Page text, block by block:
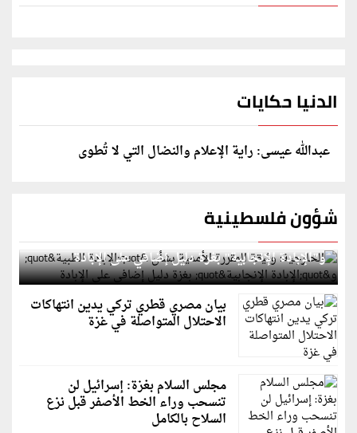
الدنيا حكايات
عبدالله عيسى: راية الإعلام والنضال التي لا تُطوى
شؤون فلسطينية
الخارجية: وثيقة المقررة الأممية بشأن "الإبادة الطبية"
و"الإبادة الإنجابية" بغزة دليل إضافي على الإبادة
بيان مصري قطري تركي يدين انتهاكات
الاحتلال المتواصلة في غزة
مجلس السلام بغزة: إسرائيل لن
تنسحب وراء الخط الأصفر قبل نزع
السلاح بالكامل